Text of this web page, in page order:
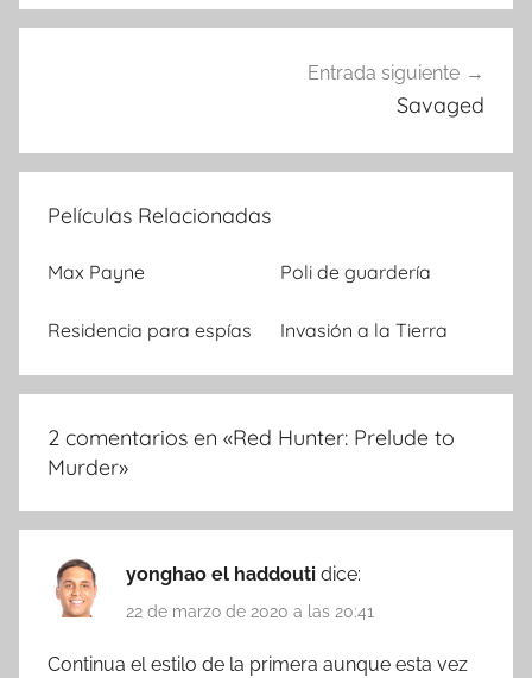
entradas
Entrada siguiente
Savaged
Películas Relacionadas
Max Payne Poli de guardería
Residencia para espías Invasión a la Tierra
2 comentarios en «Red Hunter: Prelude to
Murder»
yonghao el haddouti dice:
22 de marzo de 2020 a las 20:41
Continua el estilo de la primera aunque esta vez